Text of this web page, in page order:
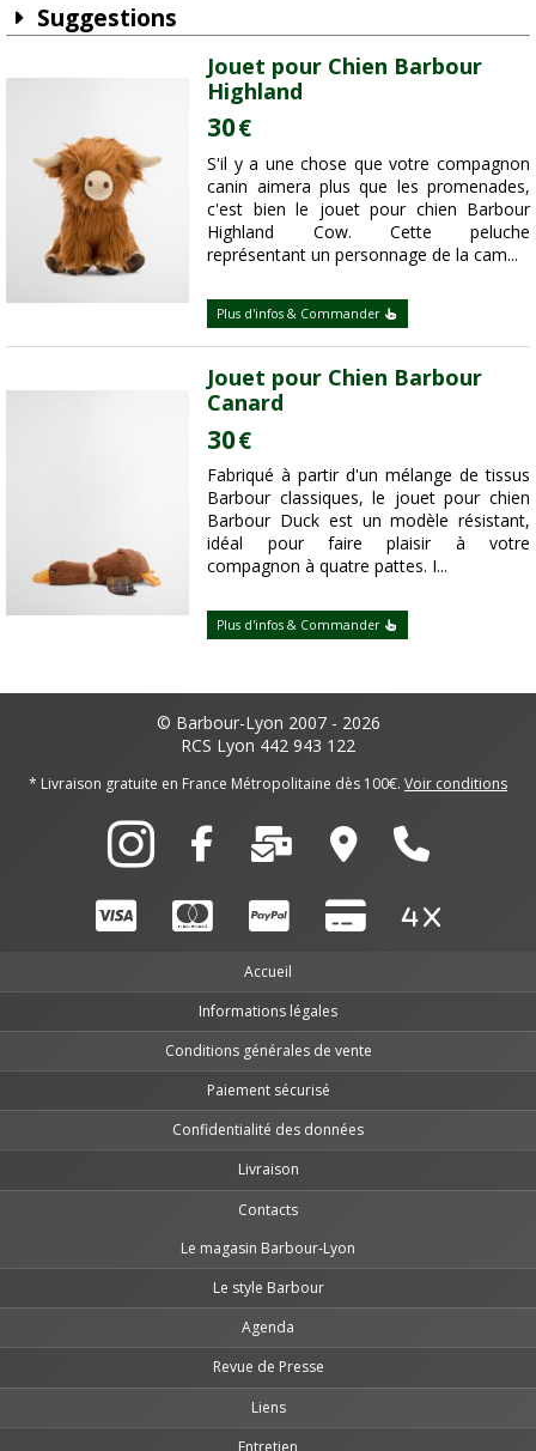
Suggestions
Jouet pour Chien Barbour
Highland
30€
S'il y a une chose que votre compagnon
canin aimera plus que les promenades,
c'est bien le jouet pour chien Barbour
Highland Cow. Cette peluche
représentant un personnage de la cam...
Plus d'infos & Commander
Jouet pour Chien Barbour
Canard
30€
Fabriqué à partir d'un mélange de tissus
Barbour classiques, le jouet pour chien
Barbour Duck est un modèle résistant,
idéal pour faire plaisir à votre
compagnon à quatre pattes. I...
Plus d'infos & Commander
© Barbour-Lyon 2007 - 2026
RCS Lyon 442 943 122
* Livraison gratuite en France Métropolitaine dès 100€. Voir conditions
Accueil
Informations légales
Conditions générales de vente
Paiement sécurisé
Confidentialité des données
Livraison
Contacts
Le magasin Barbour-Lyon
Le style Barbour
Agenda
Revue de Presse
Liens
Entretien